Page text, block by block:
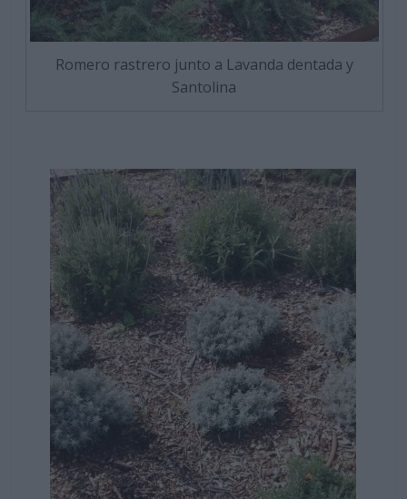
Romero rastrero junto a Lavanda dentada y
Santolina